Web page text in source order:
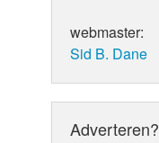
webmaster:
Sid B. Dane
Adverteren?